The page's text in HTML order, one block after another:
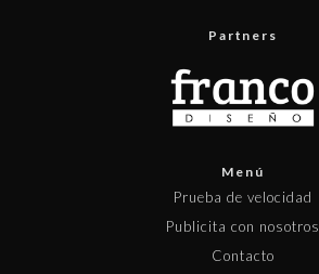
Partners
Menú
Prueba de velocidad
Publicita con nosotros
Contacto